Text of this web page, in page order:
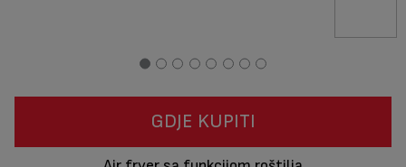
GDJE KUPITI